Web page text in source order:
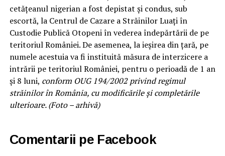
cetățeanul nigerian a fost depistat și condus, sub
escortă, la Centrul de Cazare a Străinilor Luați în
Custodie Publică Otopeni în vederea îndepărtării de pe
teritoriul României. De asemenea, la ieșirea din țară, pe
numele acestuia va fi instituită măsura de interzicere a
intrării pe teritoriul României, pentru o perioadă de 1 an
și 8 luni, conform OUG 194/2002 privind regimul
străinilor în România, cu modificările și completările
ulterioare. (Foto – arhivă)
Comentarii pe Facebook